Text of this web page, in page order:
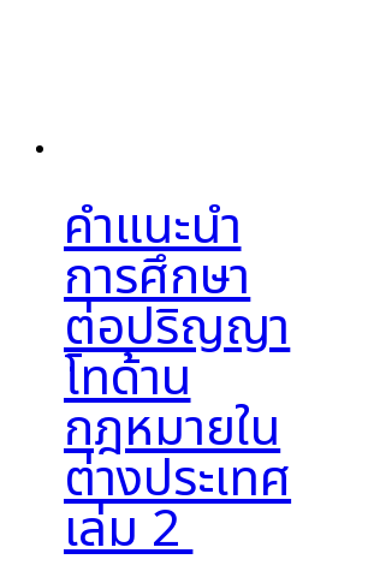
คำแนะนำ
การศึกษา
ต่อปริญญา
โทด้าน
กฎหมายใน
ต่างประเทศ
เล่ม 2